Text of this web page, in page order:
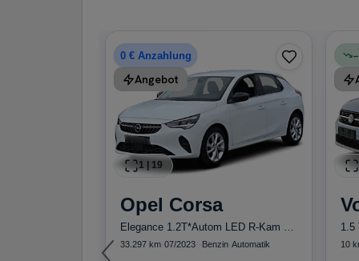
0 € Anzahlung
Angebot
1 19
Opel Corsa
33.297 km 07/2023 Benzin Automatik
1.5
10